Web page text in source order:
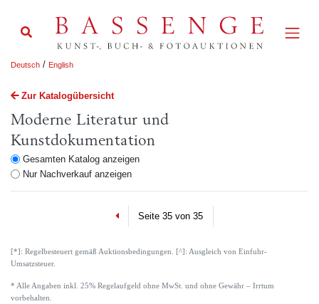
Deutsch / English
Zur Katalogübersicht
Moderne Literatur und
Kunstdokumentation
Gesamten Katalog anzeigen
Nur Nachverkauf anzeigen
PreviousSeite 35 von 35
[*]: Regelbesteuert gemäß Auktionsbedingungen. [^]: Ausgleich von Einfuhr-
Umsatzsteuer.
* Alle Angaben inkl. 25% Regelaufgeld ohne MwSt. und ohne Gewähr – Irrtum
vorbehalten.